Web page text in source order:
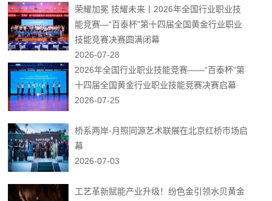
荣耀加冕 技耀未来丨2026年全国行业职业技
能竞赛—“百泰杯”第十四届全国黄金行业职业
技能竞赛决赛圆满闭幕
2026-07-28
2026年全国行业职业技能竞赛——“百泰杯”第
十四届全国黄金行业职业技能竞赛决赛启幕
2026-07-25
桥系两岸·月照同源艺术联展在北京红桥市场启
幕
2026-07-03
工艺革新赋能产业升级！纷色金引领水贝黄金